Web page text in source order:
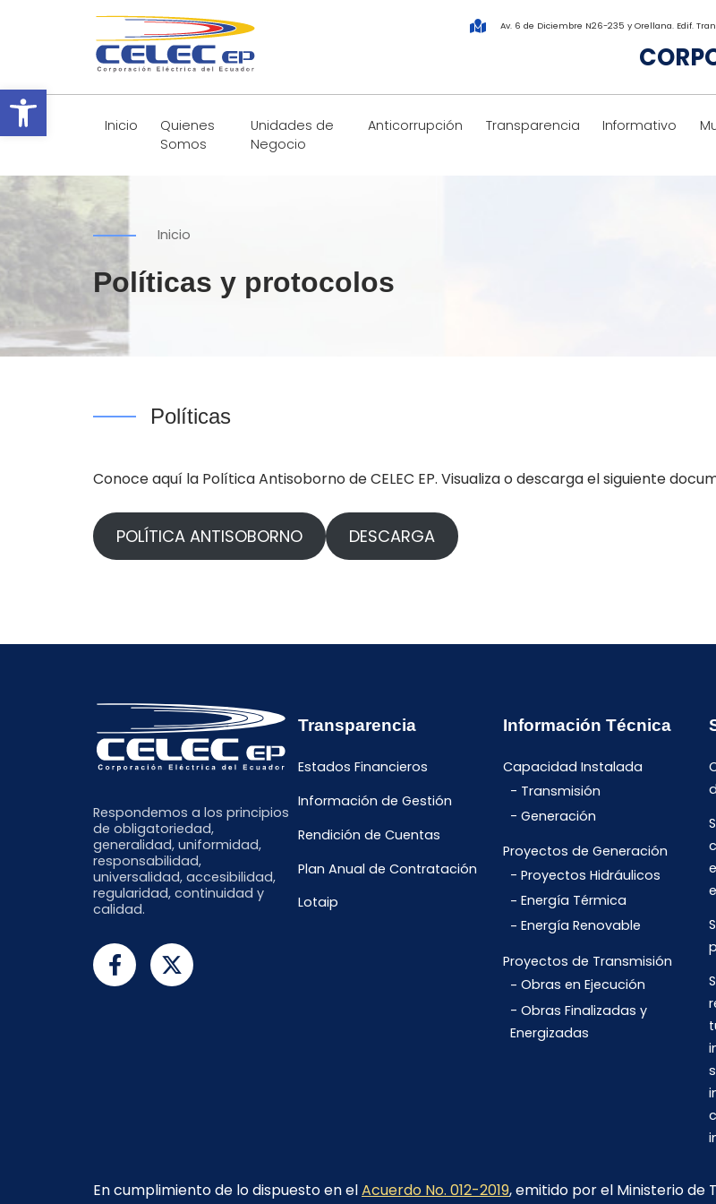
Abrir barra de herramientas
Av. 6 de Diciembre N26-235 y Orellana. Edif.
Inicio
Quienes
Somos
Unidades de
Negocio
Anticorrupción Transparencia Informativo
Inicio
Políticas y protocolos
Políticas
Conoce aquí la Política Antisoborno de CELEC EP. Visualiza o descarga el siguiente
POLÍTICA ANTISOBORNO DESCARGA
Respondemos a los principios
de obligatoriedad,
generalidad, uniformidad,
responsabilidad,
universalidad, accesibilidad,
regularidad, continuidad y
calidad.
Transparencia
Estados Financieros
Información de Gestión
Rendición de Cuentas
Plan Anual de Contratación
Lotaip
Información Técnica
Capacidad Instalada
Transmisión
Generación
Proyectos de Generación
Proyectos Hidráulicos
Energía Térmica
Energía Renovable
Proyectos de Transmisión
Obras en Ejecución
Obras Finalizadas y
Energizadas
En cumplimiento de lo dispuesto en elAcuerdo No. 012-2019, emitido por el Ministerio de